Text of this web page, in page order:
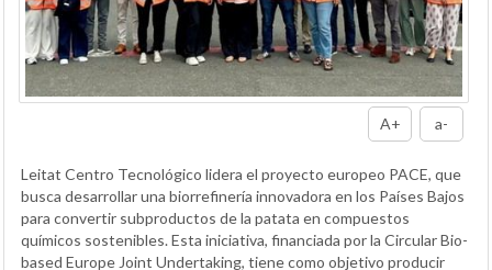
A+ a-
Leitat Centro Tecnológico lidera el proyecto europeo PACE, que
busca desarrollar una biorrefinería innovadora en los Países Bajos
para convertir subproductos de la patata en compuestos
químicos sostenibles. Esta iniciativa, financiada por la Circular Bio-
based Europe Joint Undertaking, tiene como objetivo producir